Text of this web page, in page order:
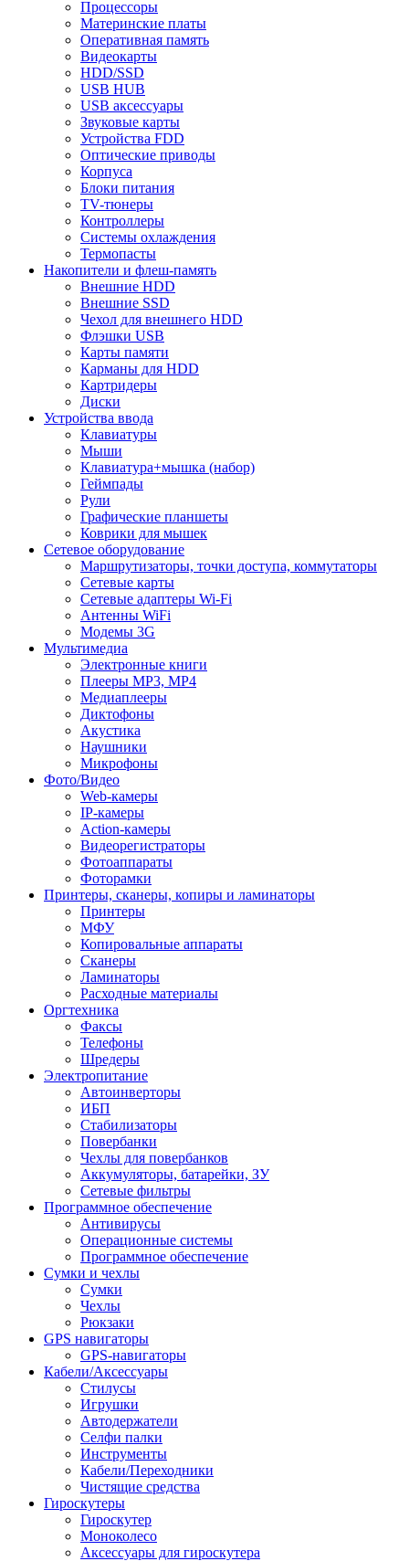
Процессоры
Материнские платы
Оперативная память
Видеокарты
HDD/SSD
USB HUB
USB аксессуары
Звуковые карты
Устройства FDD
Оптические приводы
Корпуса
Блоки питания
TV-тюнеры
Контроллеры
Системы охлаждения
Термопасты
Накопители и флеш-память
Внешние HDD
Внешние SSD
Чехол для внешнего HDD
Флэшки USB
Карты памяти
Карманы для HDD
Картридеры
Диски
Устройства ввода
Клавиатуры
Мыши
Клавиатура+мышка (набор)
Геймпады
Рули
Графические планшеты
Коврики для мышек
Сетевое оборудование
Маршрутизаторы, точки доступа, коммутаторы
Сетевые карты
Сетевые адаптеры Wi-Fi
Антенны WiFi
Модемы 3G
Мультимедиа
Электронные книги
Плееры MP3, MP4
Медиаплееры
Диктофоны
Акустика
Наушники
Микрофоны
Фото/Видео
Web-камеры
IP-камеры
Action-камеры
Видеорегистраторы
Фотоаппараты
Фоторамки
Принтеры, сканеры, копиры и ламинаторы
Принтеры
МФУ
Копировальные аппараты
Сканеры
Ламинаторы
Расходные материалы
Оргтехника
Факсы
Телефоны
Шредеры
Электропитание
Автоинверторы
ИБП
Стабилизаторы
Повербанки
Чехлы для повербанков
Аккумуляторы, батарейки, ЗУ
Сетевые фильтры
Программное обеспечение
Антивирусы
Операционные системы
Программное обеспечение
Сумки и чехлы
Сумки
Чехлы
Рюкзаки
GPS навигаторы
GPS-навигаторы
Кабели/Аксессуары
Стилусы
Игрушки
Автодержатели
Селфи палки
Инструменты
Кабели/Переходники
Чистящие средства
Гироскутеры
Гироскутер
Моноколесо
Аксессуары для гироскутера